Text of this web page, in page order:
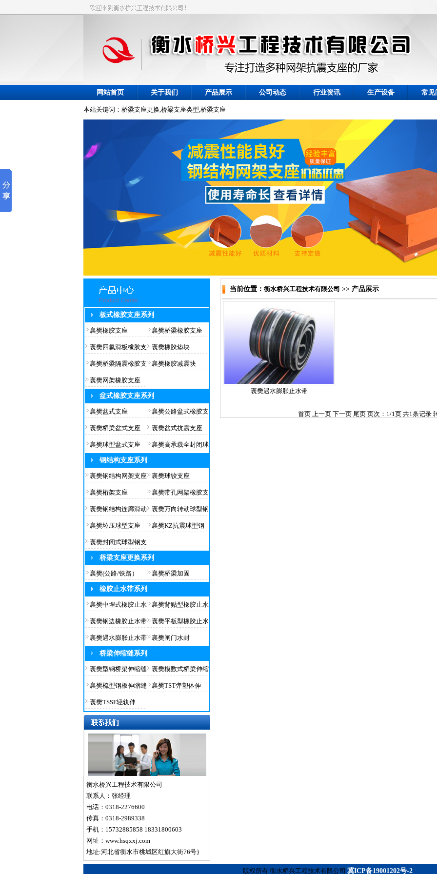
网站首页 关于我们 产品展示 公司动态 行业资讯 生产设备 常见
本站关键词：桥梁支座更换,桥梁支座类型,桥梁支座
板式橡胶支座系列
襄樊橡胶支座 襄樊桥梁橡胶支座
襄樊四氟滑板橡胶支 襄樊橡胶垫块
襄樊桥梁隔震橡胶支 襄樊橡胶减震块
襄樊网架橡胶支座
盆式橡胶支座系列
襄樊盆式支座 襄樊公路盆式橡胶支
襄樊桥梁盆式支座 襄樊盆式抗震支座
襄樊球型盆式支座 襄樊高承载全封闭球
钢结构支座系列
襄樊钢结构网架支座 襄樊球铰支座
襄樊桁架支座 襄樊带孔网架橡胶支
襄樊钢结构连廊滑动 襄樊万向转动球型钢
襄樊垃压球型支座 襄樊KZ抗震球型钢
襄樊封闭式球型钢支
桥梁支座更换系列
襄樊(公路/铁路） 襄樊桥梁加固
橡胶止水带系列
襄樊中埋式橡胶止水 襄樊背贴型橡胶止水
襄樊钢边橡胶止水带 襄樊平板型橡胶止水
襄樊遇水膨胀止水带 襄樊闸门水封
桥梁伸缩缝系列
襄樊型钢桥梁伸缩缝 襄樊模数式桥梁伸缩
襄樊梳型钢板伸缩缝 襄樊TST弹塑体伸
襄樊TSSF轻轨伸
衡水桥兴工程技术有限公司
联系人：张经理
电话：0318-2276600
传真：0318-2989338
手机：15732885858 18331800603
网址：www.hsqxxj.com
地址:河北省衡水市桃城区红旗大街76号}
当前位置： 衡水桥兴工程技术有限公司 >> 产品展示
襄樊遇水膨胀止水带
首页 上一页 下一页 尾页 页次：1/1页 共1条记录
版权所有 衡水桥兴工程技术有限公司 冀ICP备19001202号-2